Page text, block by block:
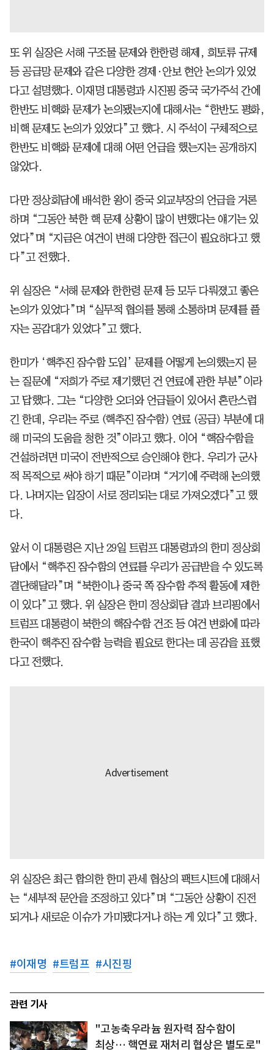
또 위 실장은 서해 구조물 문제와 한한령 해제, 희토류 규제
등 공급망 문제와 같은 다양한 경제·안보 현안 논의가 있었
다고 설명했다. 이재명 대통령과 시진핑 중국 국가주석 간에
한반도 비핵화 문제가 논의됐는지에 대해서는 “한반도 평화,
비핵 문제도 논의가 있었다”고 했다. 시 주석이 구체적으로
한반도 비핵화 문제에 대해 어떤 언급을 했는지는 공개하지
않았다.
다만 정상회담에 배석한 왕이 중국 외교부장의 언급을 거론
하며 “그동안 북한 핵 문제 상황이 많이 변했다는 얘기는 있
었다”며 “지금은 여건이 변해 다양한 접근이 필요하다고 했
다”고 전했다.
위 실장은 “서해 문제와 한한령 문제 등 모두 다뤄졌고 좋은
논의가 있었다”며 “실무적 협의를 통해 소통하며 문제를 풀
자는 공감대가 있었다”고 했다.
한미가 ‘핵추진 잠수함 도입’ 문제를 어떻게 논의했는지 묻
는 질문에 “저희가 주로 제기했던 건 연료에 관한 부분”이라
고 답했다. 그는 “다양한 오더와 언급들이 있어서 혼란스럽
긴 한데, 우리는 주로 (핵추진 잠수함) 연료 (공급) 부분에 대
해 미국의 도움을 청한 것”이라고 했다. 이어 “핵잠수함을
건설하려면 미국이 전반적으로 승인해야 한다. 우리가 군사
적 목적으로 써야 하기 때문”이라며 “거기에 주력해 논의했
다. 나머지는 입장이 서로 정리되는 대로 가져오겠다”고 했
다.
앞서 이 대통령은 지난 29일 트럼프 대통령과의 한미 정상회
담에서 “핵추진 잠수함의 연료를 우리가 공급받을 수 있도록
결단해달라”며 “북한이나 중국 쪽 잠수함 추적 활동에 제한
이 있다”고 했다. 위 실장은 한미 정상회담 결과 브리핑에서
트럼프 대통령이 북한의 핵잠수함 건조 등 여건 변화에 따라
한국이 핵추진 잠수함 능력을 필요로 한다는 데 공감을 표했
다고 전했다.
위 실장은 최근 합의한 한미 관세 협상의 팩트시트에 대해서
는 “세부적 문안을 조정하고 있다”며 “그동안 상황이 진전
되거나 새로운 이슈가 가미됐다거나 하는 게 있다”고 했다.
#이재명 #트럼프 #시진핑
관련 기사
"고농축우라늄 원자력 잠수함이
최상… 핵연료 재처리 협상은 별도로"